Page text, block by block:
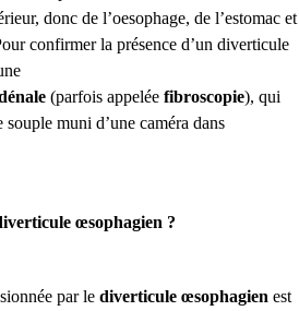
donc de l’oesophage, de l’estomac et
confirmer la présence d’un diverticule
(parfois appelée fibroscopie), qui
muni d’une caméra dans
œsophagien ?
par le diverticule œsophagien est